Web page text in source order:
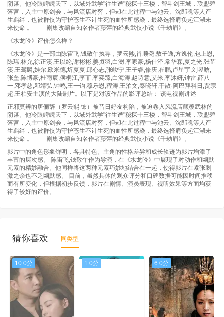
阴谋。他冷眼睥睨天下，以域外武学"往生谱"秘探十三楼，智斗剑王城，联盟碧
落宫，入主中原剑会，与风流店对弈，但却在此过程中与池云、沈郎魂等人产
生羁绊，也被群侠为守护苍生不计生死的血性所感染，最终选择肩负起江湖未
来使命 。 剧集改编自知名作者藤萍的经典武侠小说《千劫眉》。
《水龙吟》评价怎么样？
《水龙吟》是一部由陈宙飞,钱敬午执导，罗云熙,肖顺尧,敖子逸,方逸伦,包上恩,
陈瑶,林允,徐正溪,王以纶,谢彬彬,姜贞羽,白澍,李家豪,杨仕泽,常华森,夏之光,张芷
溪,王驾麟,娃尔,欧米德,圻夏夏,邱心志,张峻宁,王子睿,修庆,崔鹏,卢星宇,刘昱晗,
张垒,陈博豪,杜雨宸,侯桐江,李菲,李奕臻,白海涛,赵诗意,艾米,李沐妍,钟雷,薛八
一,邓孝慈,邓靖弘,钟鸣,王一钧,穆乐恩,程涛,王泊文,秦晓轩,于散·阿巴拜科日,贾宗
超,王柏安主演的大陆剧片。以下是对该作品的影评总结： 该电视剧讲述
正邪莫辨的唐俪辞（罗云熙 饰）被昔日好友构陷，被迫卷入风流店颠覆武林的
阴谋。他冷眼睥睨天下，以域外武学"往生谱"秘探十三楼，智斗剑王城，联盟碧
落宫，入主中原剑会，与风流店对弈，但却在此过程中与池云、沈郎魂等人产
生羁绊，也被群侠为守护苍生不计生死的血性所感染，最终选择肩负起江湖未
来使命 。 剧集改编自知名作者藤萍的经典武侠小说《千劫眉》。
影片中的角色形象鲜明，各具特色。主角的性格差异和成长轨迹为影片增添了
丰富的层次感。 陈宙飞,钱敬午作为导演，在《水龙吟》中展现了对动作和幽默
元素的精妙融合。他同样将这两种元素巧妙地结合在一起，使得影片在紧张刺
激之余也不乏幽默感。 目前，虽然具体的观众评分和口碑数据可能因时间推移
而有所变化，但根据初步反馈，影片在剧情、演员表现、视听效果等方面均获
得了较好的评价。
猜你喜欢 同类型
10.0分 1.0分 6.0分